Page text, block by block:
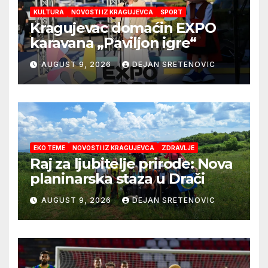
KULTURA NOVOSTI IZ KRAGUJEVCA SPORT
Kragujevac domaćin EXPO
karavana „Paviljon igre“
AUGUST 9, 2026 DEJAN SRETENOVIC
EKO TEME NOVOSTI IZ KRAGUJEVCA ZDRAVLJE
Raj za ljubitelje prirode: Nova
planinarska staza u Drači
AUGUST 9, 2026 DEJAN SRETENOVIC